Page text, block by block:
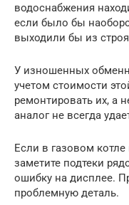
водоснабжения
если было бы
выходили бы из строя
У изношенных
учетом стоимости
ремонтировать их, а
аналог не всегда
Если в газовом
заметите подтеки
ошибку на дисплее.
проблемную деталь.